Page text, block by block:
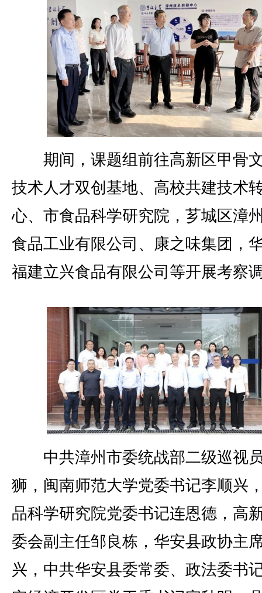
期间，课题组前往高新区甲骨
技术人才双创基地、高校共建技术
心、市食品科学研究院，芗城区漳
食品工业有限公司、康之味集团，
福建立兴食品有限公司等开展考察
中共漳州市委统战部二级巡视
狮，闽南师范大学党委书记李顺兴
品科学研究院党委书记连恩德，高
委会副主任邹良栋，华安县政协主
兴，中共华安县委常委、政法委书